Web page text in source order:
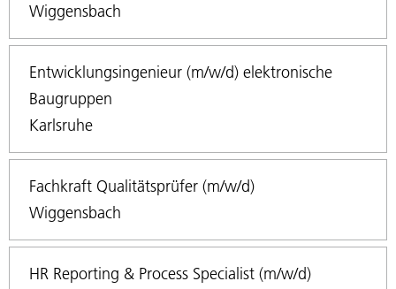
Wiggensbach
Entwicklungsingenieur (m/w/d) elektronische
Baugruppen
Karlsruhe
Fachkraft Qualitätsprüfer (m/w/d)
Wiggensbach
HR Reporting & Process Specialist (m/w/d)